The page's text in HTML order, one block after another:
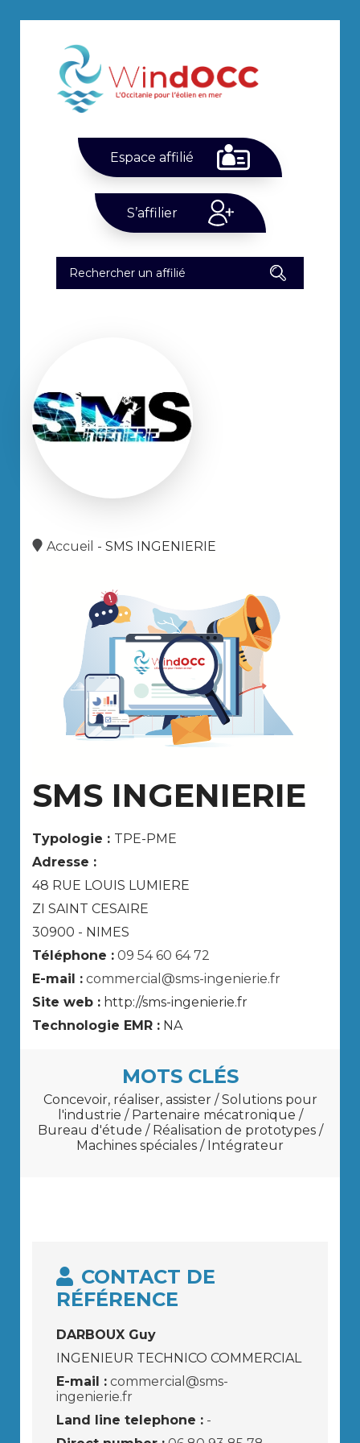
Espace affilié
S’affilier
Accueil - SMS INGENIERIE
SMS INGENIERIE
Typologie : TPE-PME
Adresse :
48 RUE LOUIS LUMIERE
ZI SAINT CESAIRE
30900 - NIMES
Téléphone : 09 54 60 64 72
E-mail : commercial@sms-ingenierie.fr
Site web : http://sms-ingenierie.fr
Technologie EMR : NA
MOTS CLÉS
Concevoir, réaliser, assister / Solutions pour
l'industrie / Partenaire mécatronique /
Bureau d'étude / Réalisation de prototypes /
Machines spéciales / Intégrateur
CONTACT DE
RÉFÉRENCE
DARBOUX Guy
INGENIEUR TECHNICO COMMERCIAL
E-mail : commercial@sms-
ingenierie.fr
Land line telephone : -